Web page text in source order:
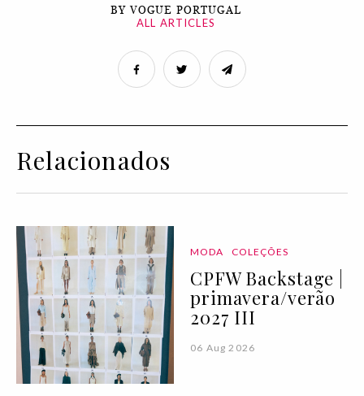
BY VOGUE PORTUGAL
ALL ARTICLES
Relacionados
MODA COLEÇÕES
CPFW Backstage |
primavera/verão
2027 III
06 Aug 2026